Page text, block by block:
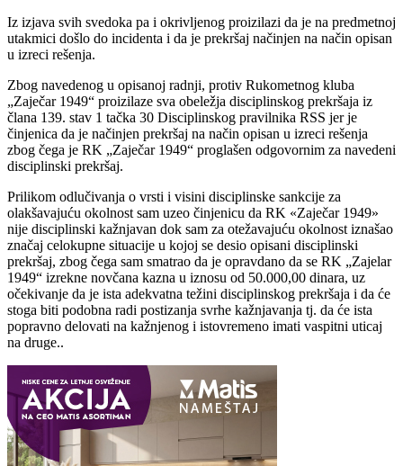
Iz izjava svih svedoka pa i okrivljenog proizilazi da je na predmetnoj
utakmici došlo do incidenta i da je prekršaj načinjen na način opisan
u izreci rešenja.
Zbog navedenog u opisanoj radnji, protiv Rukometnog kluba
„Zaječar 1949“ proizilaze sva obeležja disciplinskog prekršaja iz
člana 139. stav 1 tačka 30 Disciplinskog pravilnika RSS jer je
činjenica da je načinjen prekršaj na način opisan u izreci rešenja
zbog čega je RK „Zaječar 1949“ proglašen odgovornim za navedeni
disciplinski prekršaj.
Prilikom odlučivanja o vrsti i visini disciplinske sankcije za
olakšavajuću okolnost sam uzeo činjenicu da RK «Zaječar 1949»
nije disciplinski kažnjavan dok sam za otežavajuću okolnost iznašao
značaj celokupne situacije u kojoj se desio opisani disciplinski
prekršaj, zbog čega sam smatrao da je opravdano da se RK „Zajelar
1949“ izrekne novčana kazna u iznosu od 50.000,00 dinara, uz
očekivanje da je ista adekvatna težini disciplinskog prekršaja i da će
stoga biti podobna radi postizanja svrhe kažnjavanja tj. da će ista
popravno delovati na kažnjenog i istovremeno imati vaspitni uticaj
na druge..